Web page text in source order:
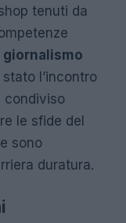
tenuti da
giornalismo
l’incontro
condiviso
le sfide del
sono
duratura.